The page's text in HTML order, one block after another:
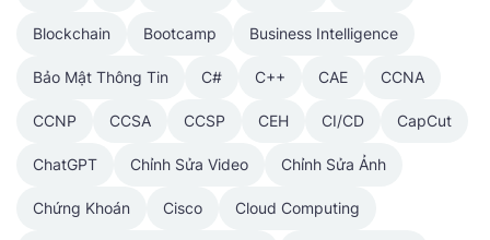
Blockchain Bootcamp Business Intelligence
Bảo Mật Thông Tin C# C++ CAE CCNA
CCNP CCSA CCSP CEH CI/CD CapCut
ChatGPT Chỉnh Sửa Video Chỉnh Sửa Ảnh
Chứng Khoán Cisco Cloud Computing